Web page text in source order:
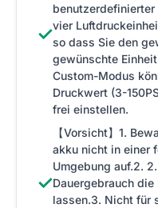
✓vier
so dass Sie den
gewünschte
Custom-Modus
Druckwert (3-
frei einstellen.
✓
【Vorsicht】1.
akku nicht in einer
Umgebung auf.2.
Dauergebrauch
lassen.3. Nicht für